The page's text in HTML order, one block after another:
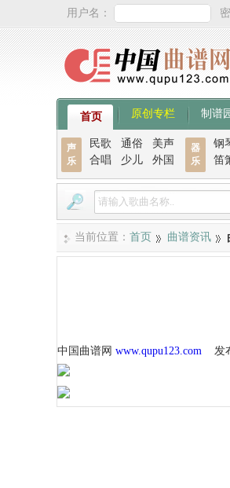
用户名：
首页 原创专栏 制谱
声
乐
民歌 通俗
美声
合唱
少儿 外国
器
乐
钢
笛
当前位置： 首页 曲谱资讯
中国曲谱网 www.qupu123.com 发